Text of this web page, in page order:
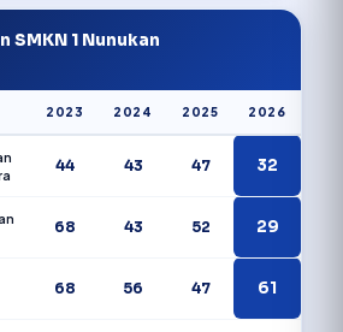
SMKN 1 Nunukan
2023 2024 2025 2026
44 43 47 32
68 43 52 29
68 56 47 61